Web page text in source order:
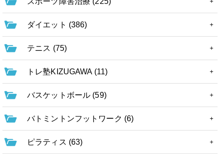
ダイエット (386)
テニス (75)
トレ塾KIZUGAWA (11)
バスケットボール (59)
バトミントンフットワーク (6)
ピラティス (63)